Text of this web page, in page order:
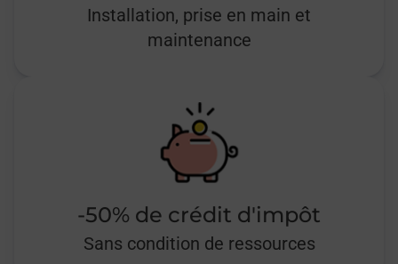
Installation, prise en main et
maintenance
-50% de crédit d'impôt
Sans condition de ressources